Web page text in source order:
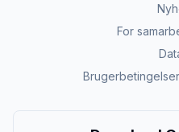
For